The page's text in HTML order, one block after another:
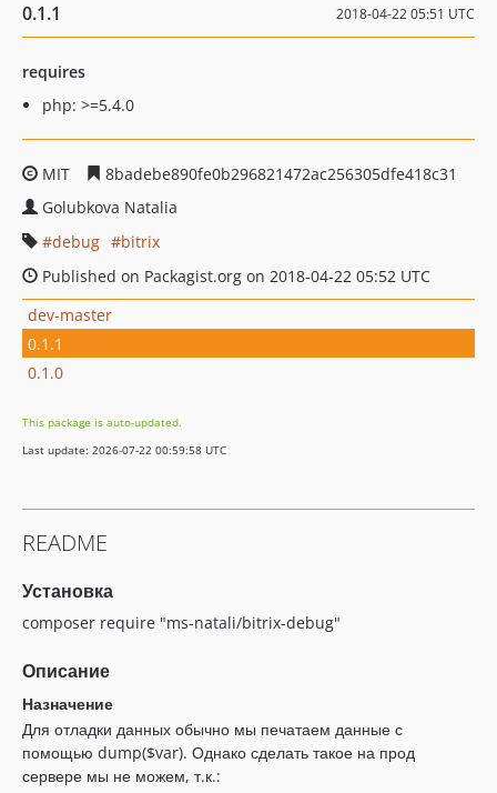
0.1.1 2018-04-22 05:51 UTC
requires
php: >=5.4.0
MIT
8badebe890fe0b296821472ac256305dfe418c31
Golubkova Natalia
debug
bitrix
Published on Packagist.org on 2018-04-22 05:52 UTC
dev-master
0.1.1
0.1.0
This package is auto-updated.
Last update: 2026-07-22 00:59:58 UTC
README
Установка
composer require "ms-natali/bitrix-debug"
Описание
Назначение
Для отладки данных обычно мы печатаем данные с
помощью dump($var). Однако сделать такое на прод
сервере мы не можем, т.к.: